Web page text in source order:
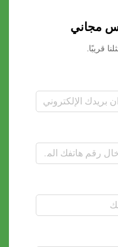
مجاني
قريبًا.